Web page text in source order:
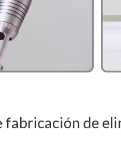
fabricación de